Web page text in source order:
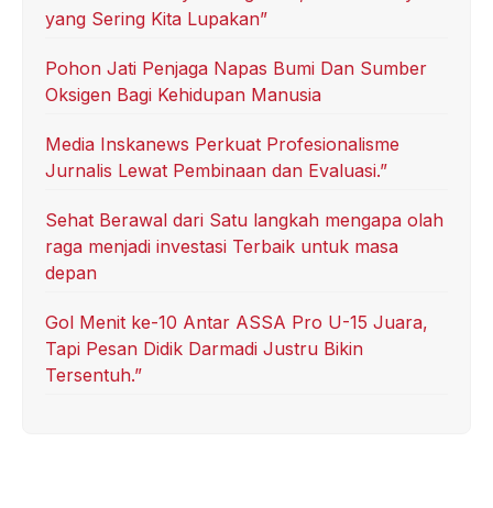
yang Sering Kita Lupakan”
Pohon Jati Penjaga Napas Bumi Dan Sumber
Oksigen Bagi Kehidupan Manusia
Media Inskanews Perkuat Profesionalisme
Jurnalis Lewat Pembinaan dan Evaluasi.”
Sehat Berawal dari Satu langkah mengapa olah
raga menjadi investasi Terbaik untuk masa
depan
Gol Menit ke-10 Antar ASSA Pro U-15 Juara,
Tapi Pesan Didik Darmadi Justru Bikin
Tersentuh.”